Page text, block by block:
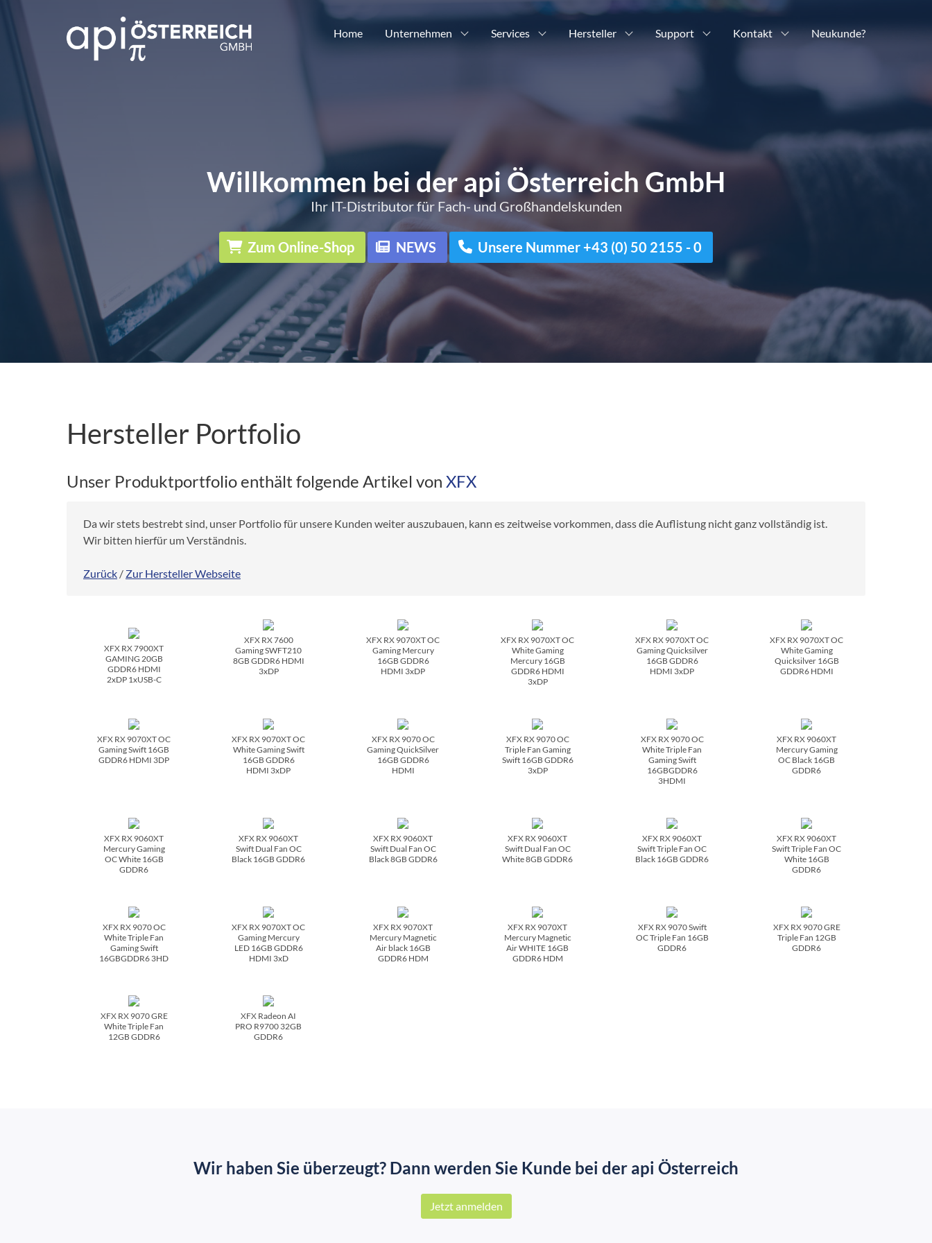
Home Unternehmen Services Hersteller Support Kontakt Neukunde?
Willkommen bei der api Österreich GmbH
Ihr IT-Distributor für Fach- und Großhandelskunden
Zum Online-Shop NEWS Unsere Nummer +43 (0) 50 2155 - 0
Hersteller Portfolio
Unser Produktportfolio enthält folgende Artikel von XFX
Da wir stets bestrebt sind, unser Portfolio für unsere Kunden weiter auszubauen, kann es zeitweise vorkommen, dass die Auflistung nicht ganz vollständig ist.
Wir bitten hierfür um Verständnis.
Zurück / Zur Hersteller Webseite
XFX RX 7900XT
GAMING 20GB
GDDR6 HDMI
2xDP 1xUSB-C
XFX RX 7600
Gaming SWFT210
8GB GDDR6 HDMI
3xDP
XFX RX 9070XT OC
Gaming Mercury
16GB GDDR6
HDMI 3xDP
XFX RX 9070XT OC
White Gaming
Mercury 16GB
GDDR6 HDMI
3xDP
XFX RX 9070XT OC
Gaming Quicksilver
16GB GDDR6
HDMI 3xDP
XFX RX 9070XT OC
White Gaming
Quicksilver 16GB
GDDR6 HDMI
XFX RX 9070XT OC
Gaming Swift 16GB
GDDR6 HDMI 3DP
XFX RX 9070XT OC
White Gaming Swift
16GB GDDR6
HDMI 3xDP
XFX RX 9070 OC
Gaming QuickSilver
16GB GDDR6
HDMI
XFX RX 9070 OC
Triple Fan Gaming
Swift 16GB GDDR6
3xDP
XFX RX 9070 OC
White Triple Fan
Gaming Swift
16GBGDDR6
3HDMI
XFX RX 9060XT
Mercury Gaming
OC Black 16GB
GDDR6
XFX RX 9060XT
Mercury Gaming
OC White 16GB
GDDR6
XFX RX 9060XT
Swift Dual Fan OC
Black 16GB GDDR6
XFX RX 9060XT
Swift Dual Fan OC
Black 8GB GDDR6
XFX RX 9060XT
Swift Dual Fan OC
White 8GB GDDR6
XFX RX 9060XT
Swift Triple Fan OC
Black 16GB GDDR6
XFX RX 9060XT
Swift Triple Fan OC
White 16GB
GDDR6
XFX RX 9070 OC
White Triple Fan
Gaming Swift
16GBGDDR6 3HD
XFX RX 9070XT OC
Gaming Mercury
LED 16GB GDDR6
HDMI 3xD
XFX RX 9070XT
Mercury Magnetic
Air black 16GB
GDDR6 HDM
XFX RX 9070XT
Mercury Magnetic
Air WHITE 16GB
GDDR6 HDM
XFX RX 9070 Swift
OC Triple Fan 16GB
GDDR6
XFX RX 9070 GRE
Triple Fan 12GB
GDDR6
XFX RX 9070 GRE
White Triple Fan
12GB GDDR6
XFX Radeon AI
PRO R9700 32GB
GDDR6
Wir haben Sie überzeugt? Dann werden Sie Kunde bei der api Österreich
Jetzt anmelden